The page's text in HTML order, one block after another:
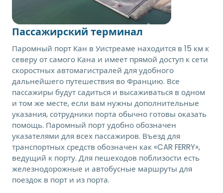
Пассажирский терминал
Паромный порт Кан в Уистреаме находится в 15 км к
северу от самого Кана и имеет прямой доступ к сети
скоростных автомагистралей для удобного
дальнейшего путешествия во Францию. Все
пассажиры будут садиться и высаживаться в одном
и том же месте, если вам нужны дополнительные
указания, сотрудники порта обычно готовы оказать
помощь. Паромный порт удобно обозначен
указателями для всех пассажиров. Въезд для
транспортных средств обозначен как «CAR FERRY»,
ведущий к порту. Для пешеходов поблизости есть
железнодорожные и автобусные маршруты для
поездок в порт и из порта.